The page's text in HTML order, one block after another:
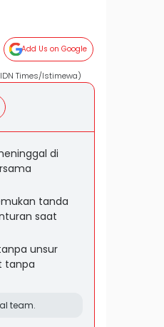
Add Us on Google
Times/Istimewa)
di
tanda
saat
unsur
tanpa
team.